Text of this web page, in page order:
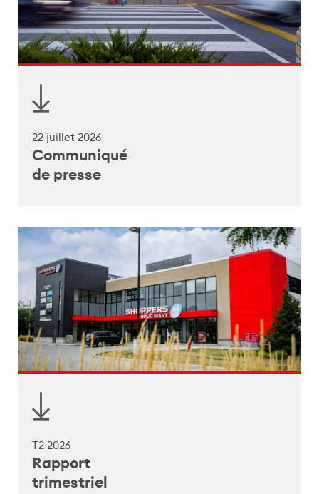
22 juillet 2026
Communiqué
de presse
T2 2026
Rapport
trimestriel